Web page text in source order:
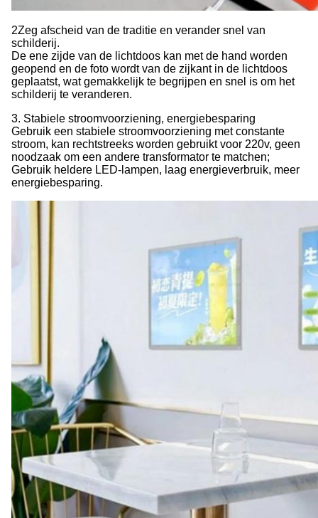
2Zeg afscheid van de traditie en verander snel van
schilderij.
De ene zijde van de lichtdoos kan met de hand worden
geopend en de foto wordt van de zijkant in de lichtdoos
geplaatst, wat gemakkelijk te begrijpen en snel is om het
schilderij te veranderen.
3. Stabiele stroomvoorziening, energiebesparing
Gebruik een stabiele stroomvoorziening met constante
stroom, kan rechtstreeks worden gebruikt voor 220v, geen
noodzaak om een andere transformator te matchen;
Gebruik heldere LED-lampen, laag energieverbruik, meer
energiebesparing.